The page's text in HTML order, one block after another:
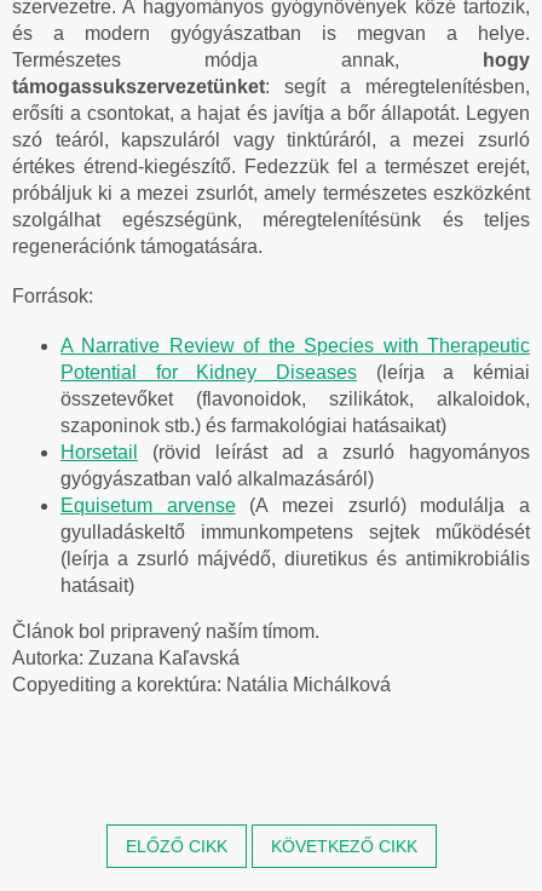
szervezetre. A hagyományos gyógynövények közé tartozik,
és a modern gyógyászatban is megvan a helye.
Természetes módja annak,
hogy
támogassukszervezetünket: segít a méregtelenítésben,
erősíti a csontokat, a hajat és javítja a bőr állapotát. Legyen
szó teáról, kapszuláról vagy tinktúráról, a mezei zsurló
értékes étrend-kiegészítő. Fedezzük fel a természet erejét,
próbáljuk ki a mezei zsurlót, amely természetes eszközként
szolgálhat egészségünk, méregtelenítésünk és teljes
regenerációnk támogatására.
Források:
A Narrative Review of the Species with Therapeutic
Potential for Kidney Diseases (leírja a kémiai
összetevőket (flavonoidok, szilikátok, alkaloidok,
szaponinok stb.) és farmakológiai hatásaikat)
Horsetail
(rövid leírást ad a zsurló hagyományos
gyógyászatban való alkalmazásáról)
Equisetum arvense(A mezei zsurló) modulálja a
gyulladáskeltő immunkompetens sejtek működését
(leírja a zsurló májvédő, diuretikus és antimikrobiális
hatásait)
Článok bol pripravený naším tímom.
Autorka: Zuzana Kaľavská
Copyediting a korektúra: Natália Michálková
ELŐZŐ CIKK KÖVETKEZŐ CIKK